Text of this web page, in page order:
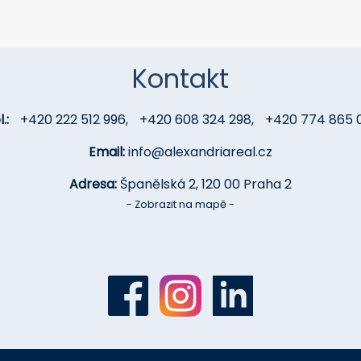
Kontakt
+420 222 512 996, +420 608 324 298,
+420 774 865
Email:info@alexandriareal.cz
Adresa: Španělská 2, 120 00 Praha 2
- Zobrazit na mapě -